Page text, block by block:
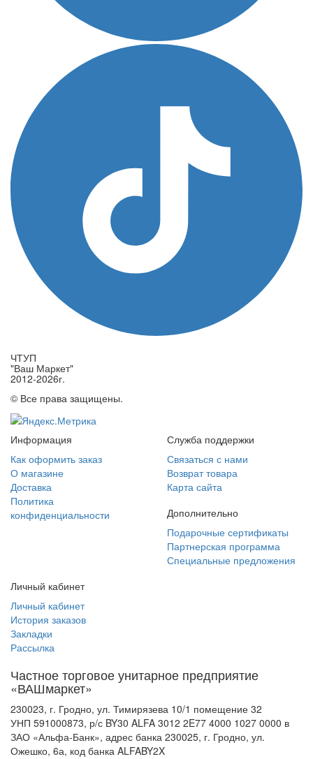
ЧТУП
"Ваш Маркет"
2012-2026г.
© Все права защищены.
Информация
Как оформить заказ
О магазине
Доставка
Политика
конфиденциальности
Служба поддержки
Связаться с нами
Возврат товара
Карта сайта
Дополнительно
Подарочные сертификаты
Партнерская программа
Специальные предложения
Личный кабинет
Личный кабинет
История заказов
Закладки
Рассылка
Частное торговое унитарное предприятие
«ВАШмаркет»
230023, г. Гродно, ул. Тимирязева 10/1 помещение 32
УНП 591000873, р/с BY30 ALFA 3012 2E77 4000 1027 0000 в
ЗАО «Альфа-Банк», адрес банка 230025, г. Гродно, ул.
Ожешко, 6а, код банка ALFABY2X